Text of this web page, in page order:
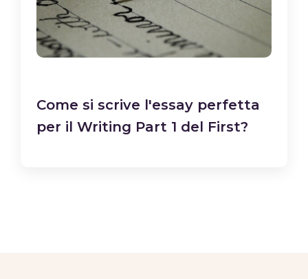
Come si scrive l'essay perfetta
per il Writing Part 1 del First?